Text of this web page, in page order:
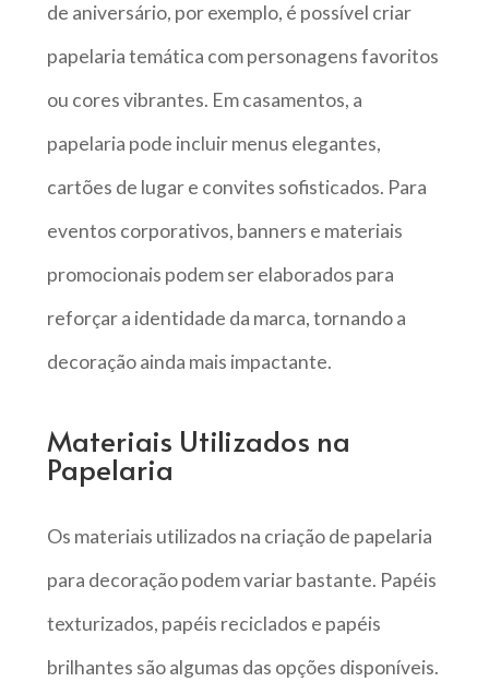
de aniversário, por exemplo, é possível criar
papelaria temática com personagens favoritos
ou cores vibrantes. Em casamentos, a
papelaria pode incluir menus elegantes,
cartões de lugar e convites sofisticados. Para
eventos corporativos, banners e materiais
promocionais podem ser elaborados para
reforçar a identidade da marca, tornando a
decoração ainda mais impactante.
Materiais Utilizados na
Papelaria
Os materiais utilizados na criação de papelaria
para decoração podem variar bastante. Papéis
texturizados, papéis reciclados e papéis
brilhantes são algumas das opções disponíveis.